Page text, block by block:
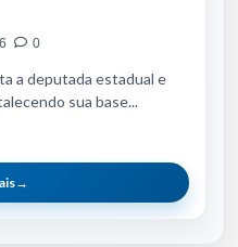
0
a deputada estadual e
sua base...
→